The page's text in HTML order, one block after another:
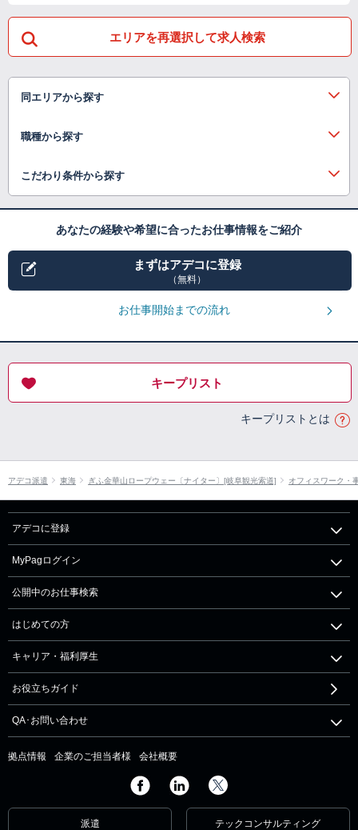
エリアを再選択して求人検索
同エリアから探す
職種から探す
こだわり条件から探す
あなたの経験や希望に合ったお仕事情報をご紹介
まずはアデコに登録
（無料）
お仕事開始までの流れ
キープリスト
キープリストとは
アデコ派遣 東海 ぎふ金華山ロープウェー〔ナイター〕[岐阜観光索道] オフィスワーク・
アデコに登録
MyPagログイン
公開中のお仕事検索
はじめての方
キャリア・福利厚生
お役立ちガイド
QA･お問い合わせ
拠点情報 企業のご担当者様 会社概要
派遣 テックコンサルティング